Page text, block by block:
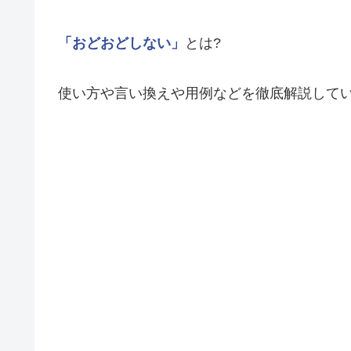
「おどおどしない」 とは?
使い方や言い換えや用例などを徹底解説して